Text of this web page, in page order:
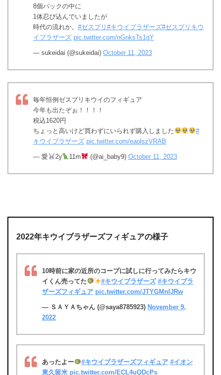
8個パックの中に
1体忍び込んでいましたが
時代の流れか。 #ゼスプリ #キウイブラザーズ#ゼスプリキウ
イブラザーズ pic.twitter.com/nGnksTs1gY
— sukeidai (@sukeidai) October 11, 2023
毎年恒例ゼスプリキウイのフィギュア
今年も出たぞぉ！！！！
税込1620円
ちょっと高いけど買わずにいられず購入しました
#
キウイブラザーズ pic.twitter.com/eaolszVRAB
— 愛 2y 11m (@ai_baby9) October 11, 2023
2022年キウイブラザーズフィギュアの様子
10時前に家の近所のコープに試しに行ってみたらキウ
イくん売ってた
#キウイブラザーズ #キウイブラ
ザーズフィギュア pic.twitter.com/JTYGMnIJRw
— ＳＡＹＡちゃん (@saya8785923) November 9,
2022
あったよー #キウイブラザーズフィギュア #イオン
東久留米 pic.twitter.com/ECL4uQDcPs